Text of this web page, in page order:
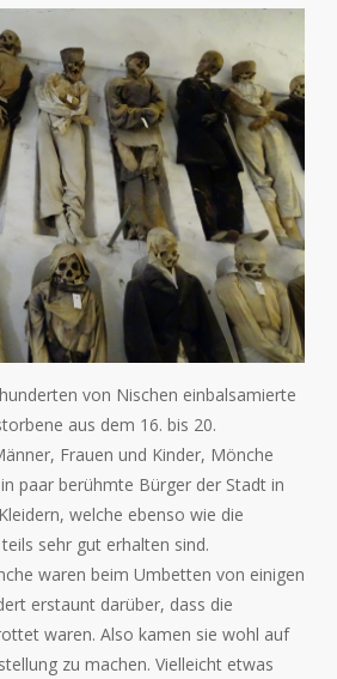
von Nischen einbalsamierte
aus dem 16. bis 20.
Frauen und Kinder, Mönche
paar berühmte Bürger der Stadt in
welche ebenso wie die
sehr gut erhalten sind.
waren beim Umbetten von einigen
erstaunt darüber, dass die
waren. Also kamen sie wohl auf
zu machen. Vielleicht etwas